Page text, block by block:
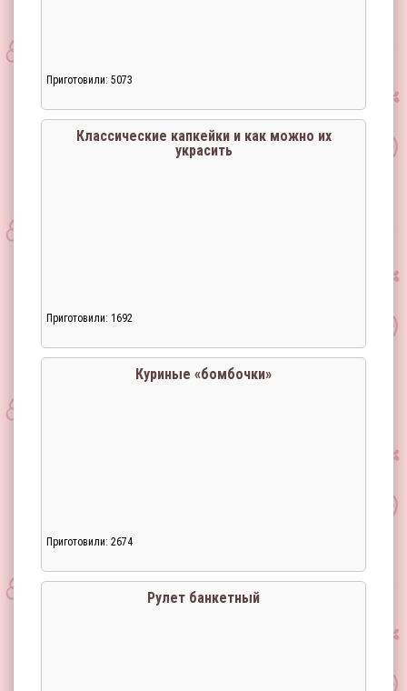
Приготовили: 5073
Классические капкейки и как можно их
украсить
Приготовили: 1692
Куриные «бомбочки»
Приготовили: 2674
Рулет банкетный